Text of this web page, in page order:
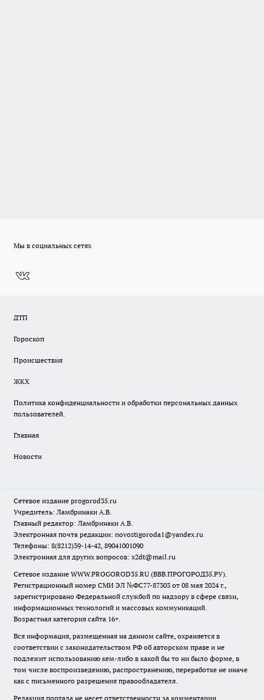
Мы в социальных сетях
ДТП
Гороскоп
Происшествия
ЖКХ
Политика конфиденциальности и обработки персональных данных
пользователей.
Главная
Новости
Сетевое издание progorod35.ru
Учредитель: Ламбринаки А.В.
Главный редактор: Ламбринаки А.В.
Электронная почта редакции: novostigoroda1@yandex.ru
Телефоны: 8(8212)39-14-42, 89041001090
Электронная для других вопросов: x2dt@mail.ru
Сетевое издание WWW.PROGOROD35.RU (ВВВ.ПРОГОРОД35.РУ).
Регистрационный номер СМИ ЭЛ №ФС77-87303 от 08 мая 2024 г.,
зарегистрировано Федеральной службой по надзору в сфере связи,
информационных технологий и массовых коммуникаций.
Возрастная категория сайта 16+.
Вся информация, размещенная на данном сайте, охраняется в
соответствии с законодательством РФ об авторском праве и не
подлежит использованию кем-либо в какой бы то ни было форме, в
том числе воспроизведению, распространению, переработке не иначе
как с письменного разрешения правообладателя.
Редакция портала не несет ответственности за комментарии